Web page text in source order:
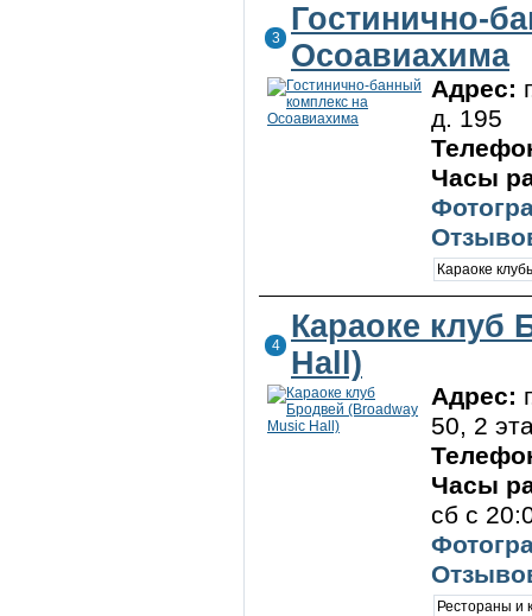
3
Гостинично-
Осоавиахима
Адрес:
д. 195
Часы
Караоке
4
Караоке клуб
Hall)
Адрес:
50, 2
Часы
сб с
Рестораны и